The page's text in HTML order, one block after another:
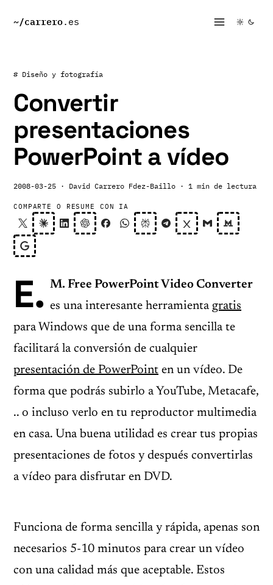
~/carrero.es
# Diseño y fotografía
Convertir
presentaciones
PowerPoint a vídeo
2008-03-25 · David Carrero Fdez-Baillo · 1 min de lectura
COMPARTE O RESUME CON IA
E. M. Free PowerPoint Video Converter
es una interesante herramienta gratis
para Windows que de una forma sencilla te
facilitará la conversión de cualquier
presentación de PowerPoint en un vídeo. De
forma que podrás subirlo a YouTube, Metacafe,
.. o incluso verlo en tu reproductor multimedia
en casa. Una buena utilidad es crear tus propias
presentaciones de fotos y después convertirlas
a vídeo para disfrutar en DVD.
Funciona de forma sencilla y rápida, apenas son
necesarios 5-10 minutos para crear un vídeo
con una calidad más que aceptable. Estos